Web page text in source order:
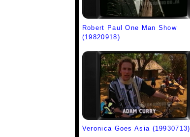
Robert Paul One Man Show
(19820918)
Veronica Goes Asia (19930713)